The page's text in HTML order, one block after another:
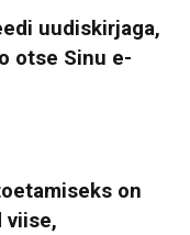
uudiskirjaga,
otse Sinu e-
on
viise,